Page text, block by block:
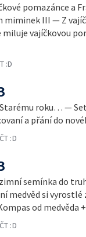
pomazánce a
III — Z
miluje vajíčkovou
:D
roku… —
a přání do
:D
semínka do
medvěd si
od medvěda
:D